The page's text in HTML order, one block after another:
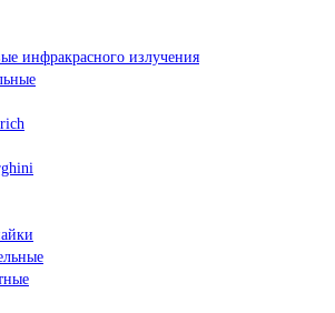
инфракрасного излучения